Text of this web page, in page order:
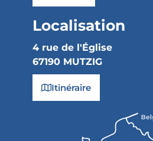
Localisation
4 rue de l'Église
67190 MUTZIG
Itinéraire